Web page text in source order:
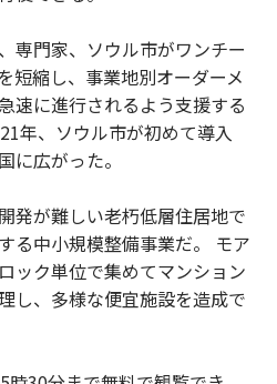
専門家、ソウル市がワンチー
短縮し、事業地別オーダーメ
速に進行されるよう支援する
年、ソウル市が初めて導入
に広がった。
発が難しい老朽低層住居地で
る中小規模整備事業だ。 モア
ック単位で集めてマンション
し、多様な便宜施設を造成で